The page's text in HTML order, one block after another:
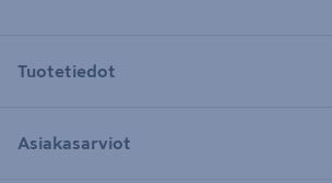
Tuotetiedot
Asiakasarviot